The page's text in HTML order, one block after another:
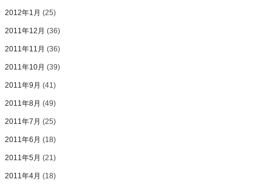
2012年1月 (25)
2011年12月 (36)
2011年11月 (36)
2011年10月 (39)
2011年9月 (41)
2011年8月 (49)
2011年7月 (25)
2011年6月 (18)
2011年5月 (21)
2011年4月 (18)